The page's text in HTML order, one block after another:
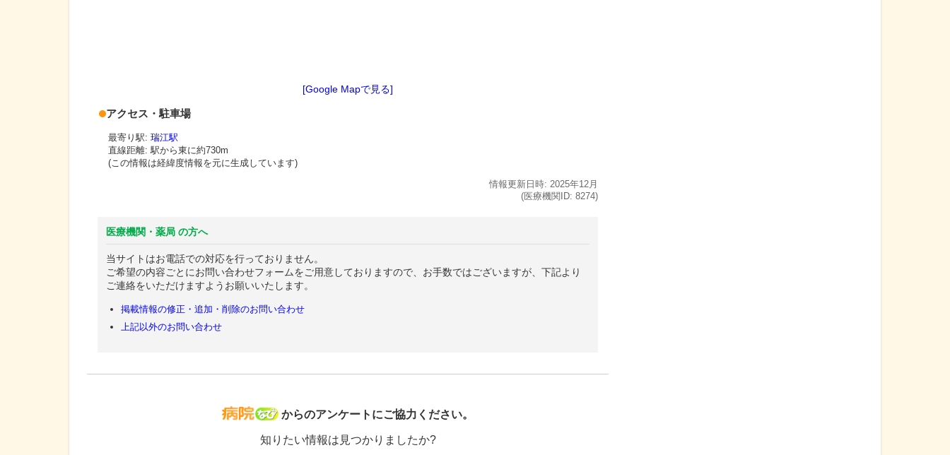
[Google Mapで見る]
アクセス・駐車場
最寄り駅: 瑞江駅
直線距離: 駅から東に約730m
(この情報は経緯度情報を元に生成しています)
情報更新日時: 2025年12月
(医療機関ID: 8274)
医療機関・薬局 の方へ
当サイトはお電話での対応を行っておりません。
ご希望の内容ごとにお問い合わせフォームをご用意しておりますので、お手数ではございますが、下記より
ご連絡をいただけますようお願いいたします。
掲載情報の修正・追加・削除のお問い合わせ
上記以外のお問い合わせ
病院なび
からのアンケートにご協力ください。
知りたい情報は見つかりましたか?